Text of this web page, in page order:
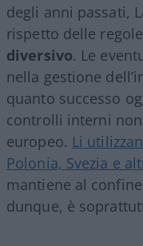
degli anni passati,
rispetto delle
diversivo. Le
nella gestione
quanto successo
controlli interni
europeo. Li
Polonia, Svezia e
mantiene al
dunque, è